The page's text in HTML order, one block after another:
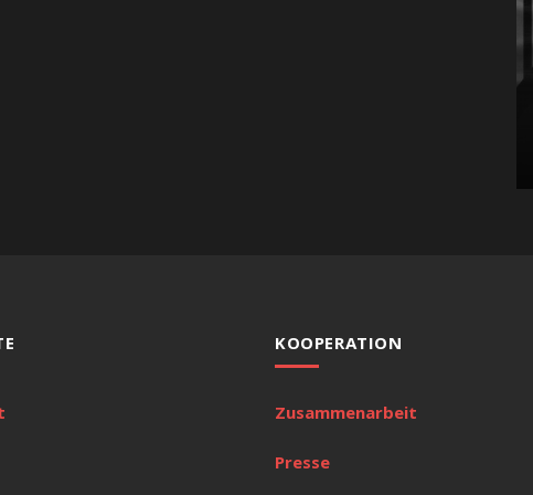
KOOPERATION
Zusammenarbeit
Presse